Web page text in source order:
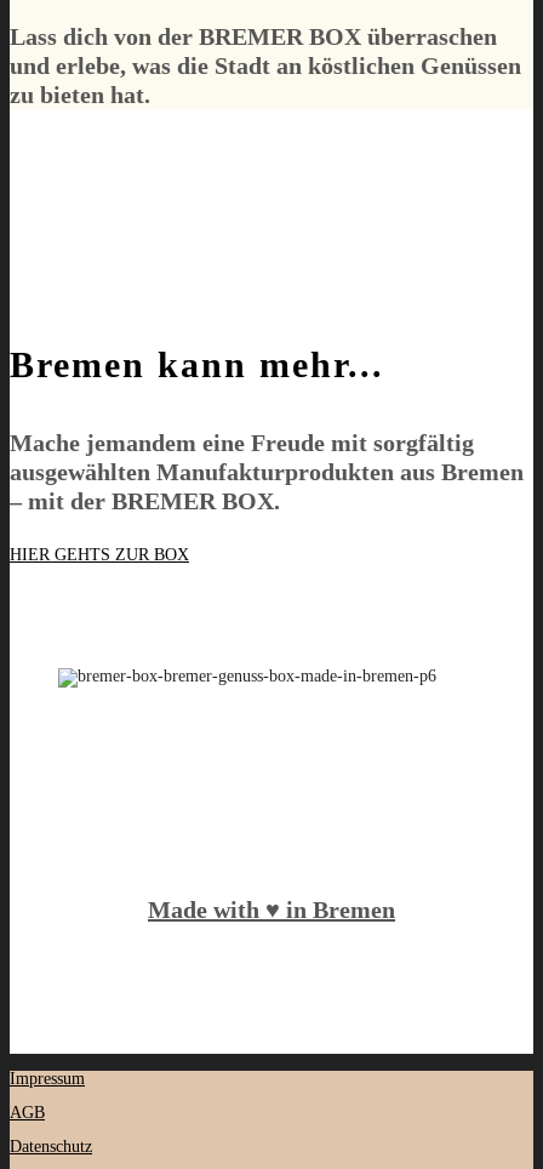
Lass dich von der BREMER BOX überraschen
und erlebe, was die Stadt an köstlichen Genüssen
zu bieten hat.
Bremen kann mehr...
Mache jemandem eine Freude mit sorgfältig
ausgewählten Manufakturprodukten aus Bremen
– mit der BREMER BOX.
HIER GEHTS ZUR BOX
Made with ♥️ in Bremen
Impressum
AGB
Datenschutz